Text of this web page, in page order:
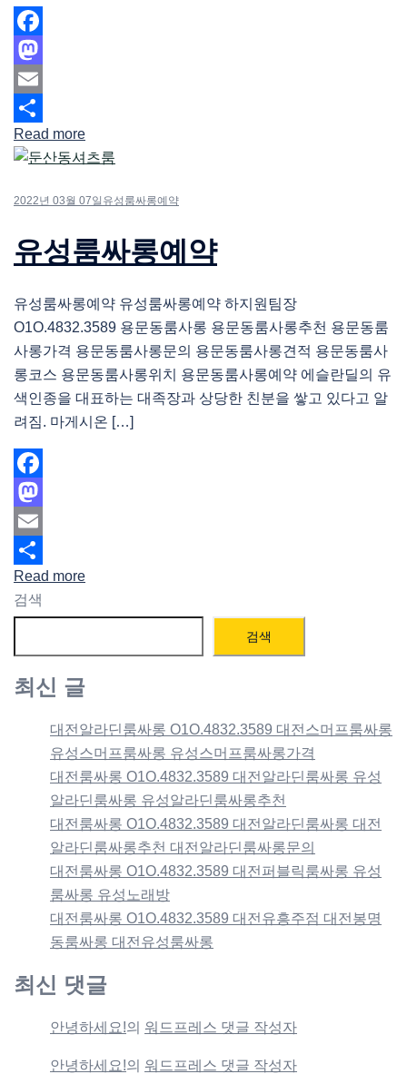
Facebook
Mastodon
Email
Share
Read more
2022년 03월 07일 유성룸싸롱예약
유성룸싸롱예약
유성룸싸롱예약 유성룸싸롱예약 하지원팀장
O1O.4832.3589 용문동룸사롱 용문동룸사롱추천 용문동룸
사롱가격 용문동룸사롱문의 용문동룸사롱견적 용문동룸사
롱코스 용문동룸사롱위치 용문동룸사롱예약 에슬란딜의 유
색인종을 대표하는 대족장과 상당한 친분을 쌓고 있다고 알
려짐. 마게시온 […]
Facebook
Mastodon
Email
Share
Read more
검색
검색
최신 글
대전알라딘룸싸롱 O1O.4832.3589 대전스머프룸싸롱
유성스머프룸싸롱 유성스머프룸싸롱가격
대전룸싸롱 O1O.4832.3589 대전알라딘룸싸롱 유성
알라딘룸싸롱 유성알라딘룸싸롱추천
대전룸싸롱 O1O.4832.3589 대전알라딘룸싸롱 대전
알라딘룸싸롱추천 대전알라딘룸싸롱문의
대전룸싸롱 O1O.4832.3589 대전퍼블릭룸싸롱 유성
룸싸롱 유성노래방
대전룸싸롱 O1O.4832.3589 대전유흥주점 대전봉명
동룸싸롱 대전유성룸싸롱
최신 댓글
안녕하세요!의 워드프레스 댓글 작성자
안녕하세요!의 워드프레스 댓글 작성자